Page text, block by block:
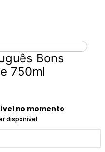
Bons
750ml
no momento
disponível